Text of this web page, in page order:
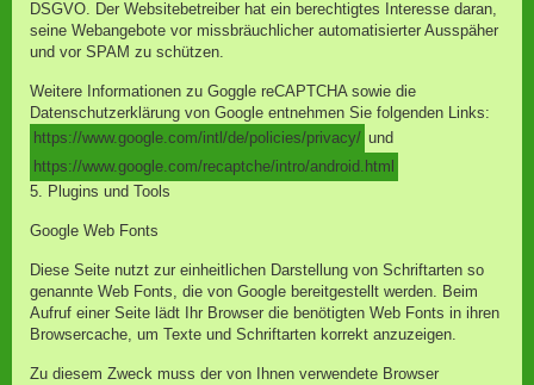
DSGVO. Der Websitebetreiber hat ein berechtigtes Interesse daran,
seine Webangebote vor missbräuchlicher automatisierter Ausspäher
und vor SPAM zu schützen.
Weitere Informationen zu Goggle reCAPTCHA sowie die
Datenschutzerklärung von Google entnehmen Sie folgenden Links:
https://www.google.com/intl/de/policies/privacy/ und
https://www.google.com/recaptche/intro/android.html
5. Plugins und Tools
Google Web Fonts
Diese Seite nutzt zur einheitlichen Darstellung von Schriftarten so
genannte Web Fonts, die von Google bereitgestellt werden. Beim
Aufruf einer Seite lädt Ihr Browser die benötigten Web Fonts in ihren
Browsercache, um Texte und Schriftarten korrekt anzuzeigen.
Zu diesem Zweck muss der von Ihnen verwendete Browser